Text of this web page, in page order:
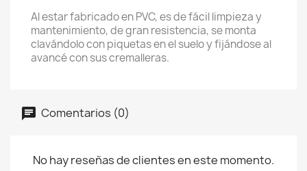
Al estar fabricado en PVC, es de fácil limpieza y
mantenimiento, de gran resistencia, se monta
clavándolo con piquetas en el suelo y fijándose al
avancé con sus cremalleras.
Comentarios (0)
No hay reseñas de clientes en este momento.